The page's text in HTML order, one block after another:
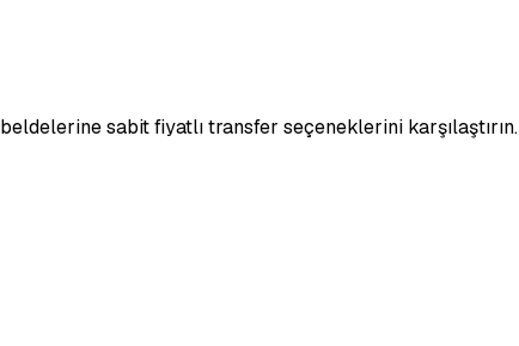
sabit fiyatlı transfer seçeneklerini karşılaştırın.